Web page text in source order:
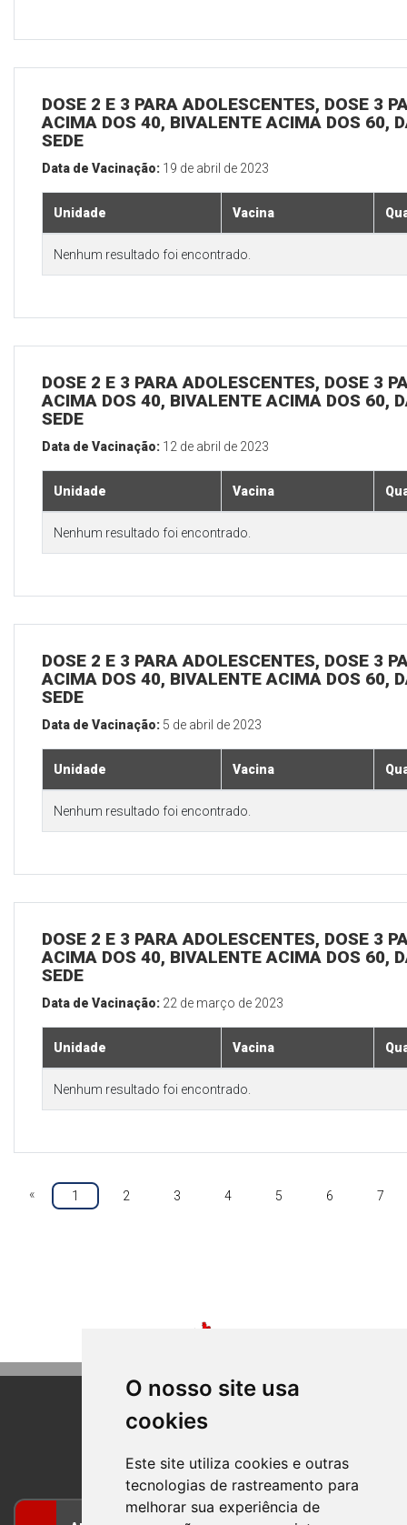
O nosso site usa
cookies
Este site utiliza cookies e outras
tecnologias de rastreamento para
melhorar sua experiência de
DOSE 2 E 3 PARA ADOLESCENTES, DOSE 3
ACIMA DOS 40, BIVALENTE ACIMA DOS 60,
SEDE
Data de Vacinação: 19 de abril de 2023
Unidade Vacina
Nenhum resultado foi encontrado.
DOSE 2 E 3 PARA ADOLESCENTES, DOSE 3
ACIMA DOS 40, BIVALENTE ACIMA DOS 60,
SEDE
Data de Vacinação: 12 de abril de 2023
Unidade Vacina
Nenhum resultado foi encontrado.
DOSE 2 E 3 PARA ADOLESCENTES, DOSE 3
ACIMA DOS 40, BIVALENTE ACIMA DOS 60,
SEDE
Data de Vacinação: 5 de abril de 2023
Unidade Vacina
Nenhum resultado foi encontrado.
DOSE 2 E 3 PARA ADOLESCENTES, DOSE 3
ACIMA DOS 40, BIVALENTE ACIMA DOS 60,
SEDE
Data de Vacinação: 22 de março de 2023
Unidade Vacina
Nenhum resultado foi encontrado.
« 1 2 3 4 5 6 7
BOM PRINCIPIO
RIO GRANDE DO SUL